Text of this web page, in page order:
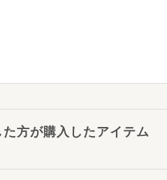
方が購入したアイテム